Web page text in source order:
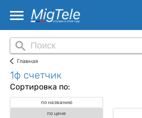
Главная
1ф счетчик
Сортировка по:
по названию
по цене